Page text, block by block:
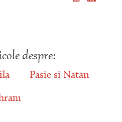
despre:
Pasie si Natan